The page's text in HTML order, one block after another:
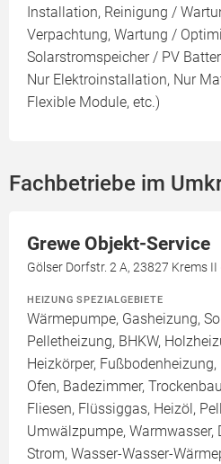
Installation, Reinigung /
Verpachtung, Wartung /
Solarstromspeicher / PV
Nur Elektroinstallation, Nur
Flexible Module, etc.)
Fachbetriebe im
Grewe Objekt-Service
Gölser Dorfstr. 2 A, 23827 Krems
HEIZUNG SPEZIALGEBIETE
Wärmepumpe, Gasheizung,
Pelletheizung, BHKW,
Heizkörper,
Ofen, Badezimmer,
Fliesen, Flüssiggas, Heizöl,
Umwälzpumpe, Warmwasser,
Strom, Wasser-Wasser-